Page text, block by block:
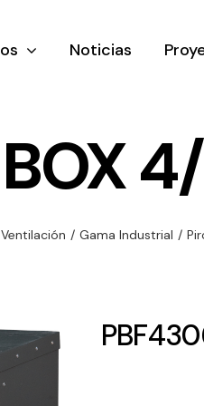
y
de
y
Noticias
BOX
Ventilación / Gama Industrial /